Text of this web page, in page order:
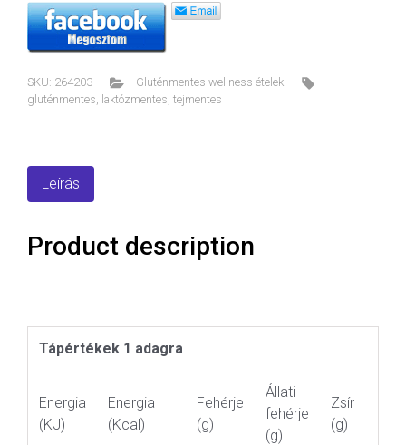
SKU: 264203
Gluténmentes wellness ételek
gluténmentes, laktózmentes, tejmentes
Leírás
Product description
Tápértékek 1 adagra
Energia
(KJ)
Energia
(Kcal)
Fehérje
(g)
Állati
fehérje
(g)
Zsír
(g)